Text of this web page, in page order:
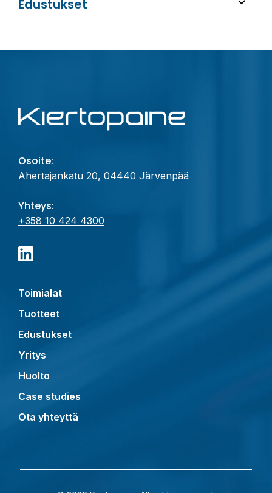
Edustukset
Osoite:
Ahertajankatu 20, 04440 Järvenpää
Yhteys:
+358 10 424 4300
Toimialat
Tuotteet
Edustukset
Yritys
Huolto
Case studies
Ota yhteyttä